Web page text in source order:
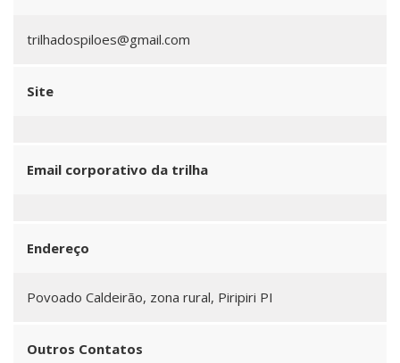
trilhadospiloes@gmail.com
Site
Email corporativo da trilha
Endereço
Povoado Caldeirão, zona rural, Piripiri PI
Outros Contatos